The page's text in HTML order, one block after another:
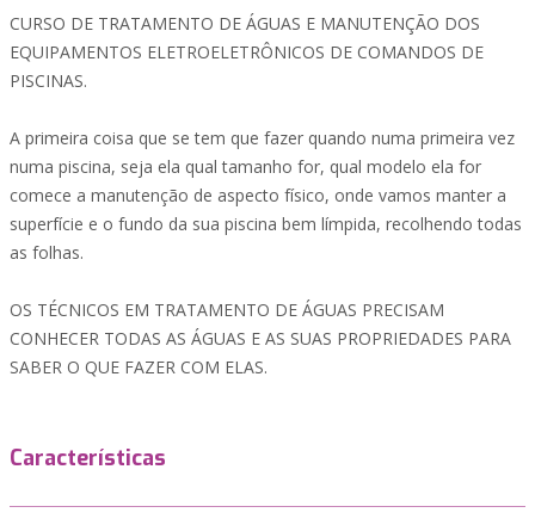
CURSO DE TRATAMENTO DE ÁGUAS E MANUTENÇÃO DOS
EQUIPAMENTOS ELETROELETRÔNICOS DE COMANDOS DE
PISCINAS.
A primeira coisa que se tem que fazer quando numa primeira vez
numa piscina, seja ela qual tamanho for, qual modelo ela for
comece a manutenção de aspecto físico, onde vamos manter a
superfície e o fundo da sua piscina bem límpida, recolhendo todas
as folhas.
OS TÉCNICOS EM TRATAMENTO DE ÁGUAS PRECISAM
CONHECER TODAS AS ÁGUAS E AS SUAS PROPRIEDADES PARA
SABER O QUE FAZER COM ELAS.
Características